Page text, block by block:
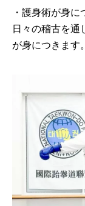
・護身術が身に
日々の稽古を通
が身につきます。